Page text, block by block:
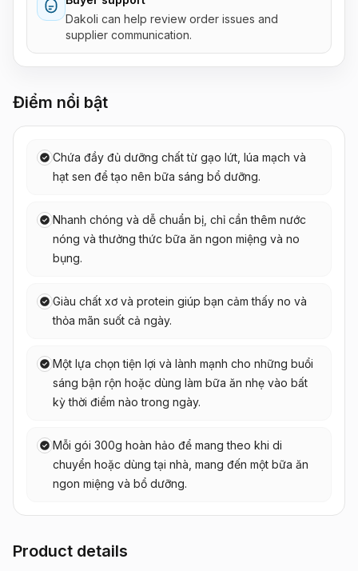
Điểm nổi bật
Chứa đầy đủ dưỡng chất từ gạo lứt, lúa mạch và
hạt sen để tạo nên bữa sáng bổ dưỡng.
Nhanh chóng và dễ chuẩn bị, chỉ cần thêm nước
nóng và thưởng thức bữa ăn ngon miệng và no
bụng.
Giàu chất xơ và protein giúp bạn cảm thấy no và
thỏa mãn suốt cả ngày.
Một lựa chọn tiện lợi và lành mạnh cho những buổi
sáng bận rộn hoặc dùng làm bữa ăn nhẹ vào bất
kỳ thời điểm nào trong ngày.
Mỗi gói 300g hoàn hảo để mang theo khi di
chuyển hoặc dùng tại nhà, mang đến một bữa ăn
ngon miệng và bổ dưỡng.
Product details
Dakoli can help review order issues and
supplier communication.